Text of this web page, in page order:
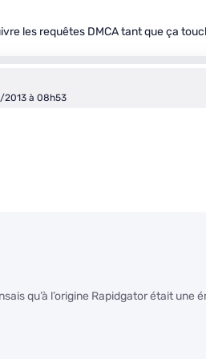
les requêtes DMCA tant que ça
2013 à 08h53
qu’à l’origine Rapidgator était